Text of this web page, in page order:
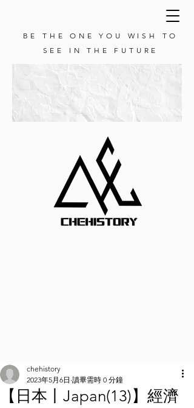
BE THE ONE YOU WISH TO
SEE IN THE FUTURE
【日本丨Japan(13)】經濟
chehistory
2023年5月6日 讀畢需時 0 分鐘